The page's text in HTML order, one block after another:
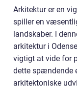
Arkitektur er en
spiller en
landskaber. I
arkitektur i
vigtigt at vide for
dette spændende
arkitektoniske